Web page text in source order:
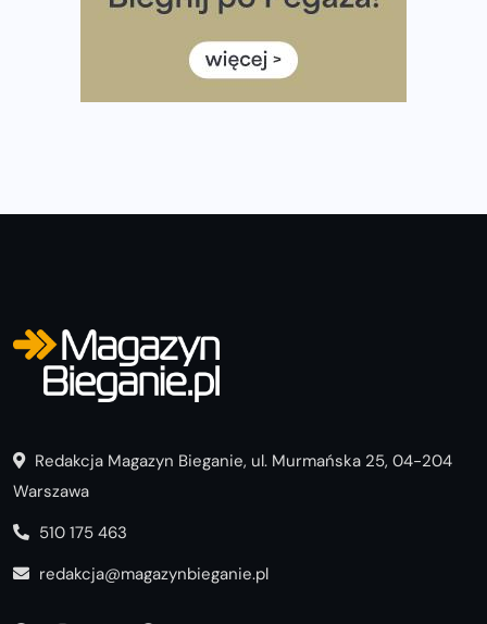
Rozbiegany Olsztyn szykuje się na weekend z
Już w tę sobotę 35. Bieg Powstania Warszawskiego.
Wystartuje rekordowa liczba uczestników
Redakcja Magazyn Bieganie, ul. Murmańska 25, 04-204
Warszawa
510 175 463
redakcja@magazynbieganie.pl